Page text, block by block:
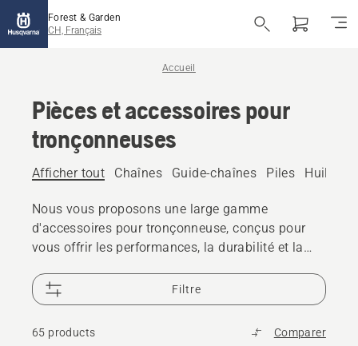
Forest & Garden
CH, Français
Accueil
Pièces et accessoires pour
tronçonneuses
Afficher tout Chaînes Guide-chaînes Piles Huile de
Nous vous proposons une large gamme
d'accessoires pour tronçonneuse, conçus pour
vous offrir les performances, la durabilité et la
Filtre
65 products Comparer